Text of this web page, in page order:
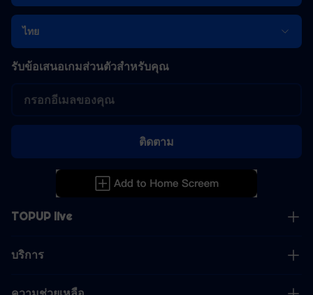
ไทย
TOPUP live
บริการ
รับข้อเสนอเกมส่วนตัวสำหรับคุณ
ติดตาม